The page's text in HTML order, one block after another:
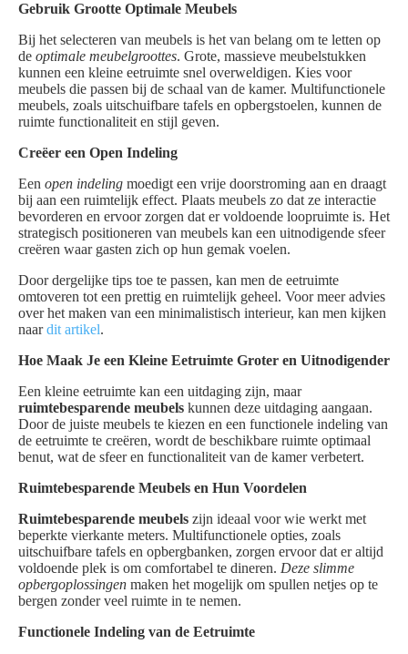
Gebruik Grootte Optimale Meubels
Bij het selecteren van meubels is het van belang om te letten op
de optimale meubelgroottes. Grote, massieve meubelstukken
kunnen een kleine eetruimte snel overweldigen. Kies voor
meubels die passen bij de schaal van de kamer. Multifunctionele
meubels, zoals uitschuifbare tafels en opbergstoelen, kunnen de
ruimte functionaliteit en stijl geven.
Creëer een Open Indeling
Een open indeling moedigt een vrije doorstroming aan en draagt
bij aan een ruimtelijk effect. Plaats meubels zo dat ze interactie
bevorderen en ervoor zorgen dat er voldoende loopruimte is. Het
strategisch positioneren van meubels kan een uitnodigende sfeer
creëren waar gasten zich op hun gemak voelen.
Door dergelijke tips toe te passen, kan men de eetruimte
omtoveren tot een prettig en ruimtelijk geheel. Voor meer advies
over het maken van een minimalistisch interieur, kan men kijken
naardit artikel.
Hoe Maak Je een Kleine Eetruimte Groter en Uitnodigender
Een kleine eetruimte kan een uitdaging zijn, maar
ruimtebesparende meubels kunnen deze uitdaging aangaan.
Door de juiste meubels te kiezen en een functionele indeling van
de eetruimte te creëren, wordt de beschikbare ruimte optimaal
benut, wat de sfeer en functionaliteit van de kamer verbetert.
Ruimtebesparende Meubels en Hun Voordelen
Ruimtebesparende meubels zijn ideaal voor wie werkt met
beperkte vierkante meters. Multifunctionele opties, zoals
uitschuifbare tafels en opbergbanken, zorgen ervoor dat er altijd
voldoende plek is om comfortabel te dineren. Deze slimme
opbergoplossingen maken het mogelijk om spullen netjes op te
bergen zonder veel ruimte in te nemen.
Functionele Indeling van de Eetruimte